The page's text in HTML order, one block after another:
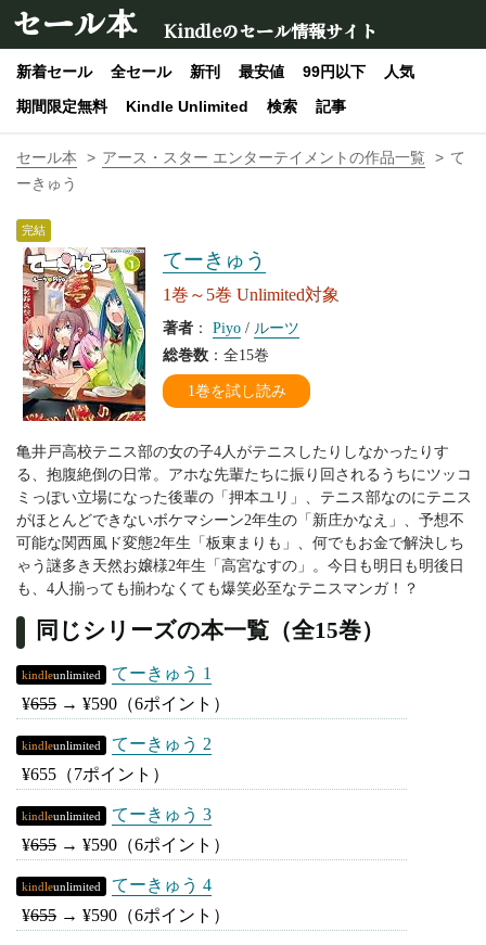
セール本 Kindleのセール情報サイト
新着セール 全セール 新刊 最安値 99円以下
人気
期間限定無料
Kindle Unlimited 検索 記事
セール本 アース・スター エンターテイメントの作品一覧
て
ーきゅう
完結
てーきゅう
1巻～5巻 Unlimited対象
著者 ： Piyo / ルーツ
総巻数 ：全15巻
1巻を試し読み
亀井戸高校テニス部の女の子4人がテニスしたりしなかったりす
る、抱腹絶倒の日常。アホな先輩たちに振り回されるうちにツッコ
ミっぽい立場になった後輩の「押本ユリ」、テニス部なのにテニス
がほとんどできないボケマシーン2年生の「新庄かなえ」、予想不
可能な関西風ド変態2年生「板東まりも」、何でもお金で解決しち
ゃう謎多き天然お嬢様2年生「高宮なすの」。今日も明日も明後日
も、4人揃っても揃わなくても爆笑必至なテニスマンガ！？
同じシリーズの本一覧（全15巻）
kindleunlimited
てーきゅう 1
¥655 → ¥590 （6ポイント）
kindleunlimited
てーきゅう 2
¥655 （7ポイント）
kindleunlimited
てーきゅう 3
¥655 → ¥590 （6ポイント）
kindleunlimited
てーきゅう 4
¥655 → ¥590 （6ポイント）